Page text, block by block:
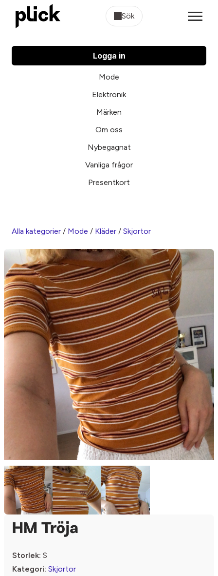
Sök
Logga in
Mode
Elektronik
Märken
Om oss
Nybegagnat
Vanliga frågor
Presentkort
Alla kategorier / Mode / Kläder / Skjortor
HM Tröja
Storlek: S
Kategori: Skjortor